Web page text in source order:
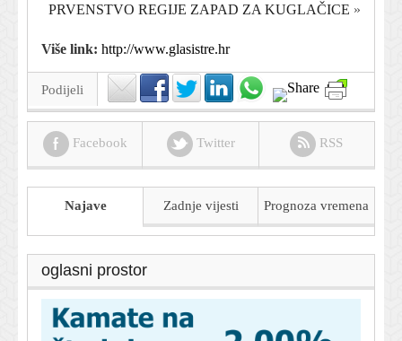
PRVENSTVO REGIJE ZAPAD ZA KUGLAČICE »
Više link: http://www.glasistre.hr
Podijeli
Facebook Twitter RSS
Najave Zadnje vijesti Prognoza vremena
oglasni prostor